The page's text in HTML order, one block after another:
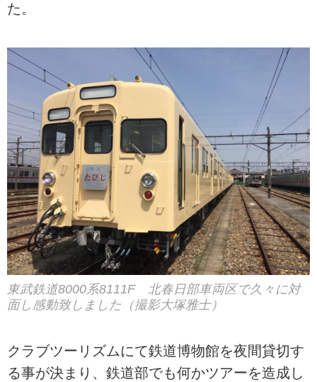
た。
東武鉄道8000系8111F 北春日部車両区で久々に対
面し感動致しました（撮影大塚雅士）
クラブツーリズムにて鉄道博物館を夜間貸切す
る事が決まり、鉄道部でも何かツアーを造成し